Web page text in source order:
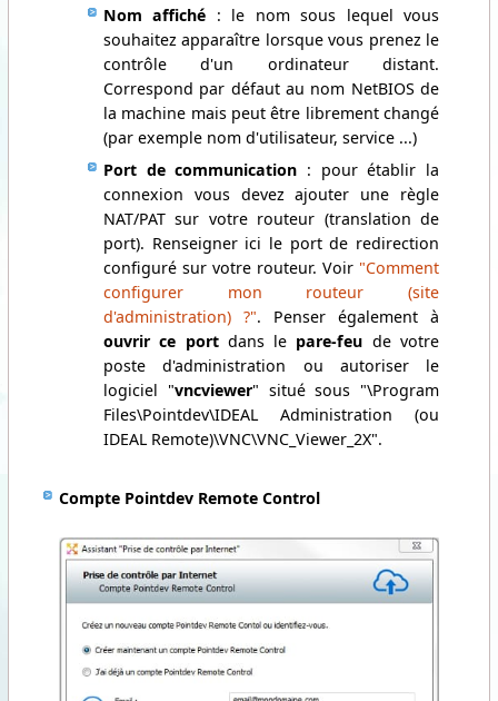
Nom affiché : le nom sous lequel vous
souhaitez apparaître lorsque vous prenez le
contrôle d'un ordinateur distant.
Correspond par défaut au nom NetBIOS de
la machine mais peut être librement changé
(par exemple nom d'utilisateur, service ...)
Port de communication : pour établir la
connexion vous devez ajouter une règle
NAT/PAT sur votre routeur (translation de
port). Renseigner ici le port de redirection
configuré sur votre routeur. Voir "Comment
configurer mon routeur (site
d'administration) ?". Penser également à
ouvrir ce portdans le pare-feu de votre
poste d'administration ou autoriser le
logiciel "vncviewer" situé sous "\Program
Files\Pointdev\IDEAL Administration (ou
IDEAL Remote)\VNC\VNC_Viewer_2X".
Compte Pointdev Remote Control